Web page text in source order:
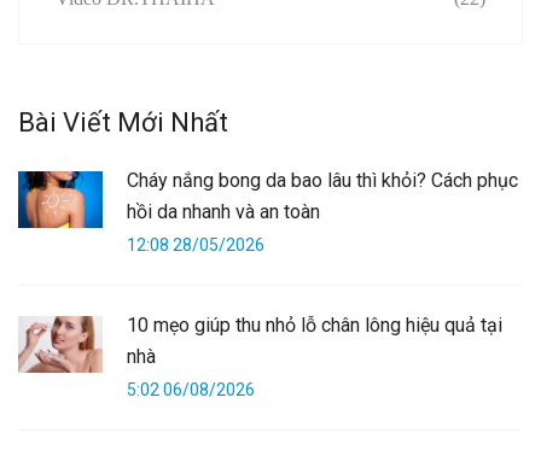
Bài Viết Mới Nhất
Cháy nắng bong da bao lâu thì khỏi? Cách phục
hồi da nhanh và an toàn
12:08 28/05/2026
10 mẹo giúp thu nhỏ lỗ chân lông hiệu quả tại
nhà
5:02 06/08/2026